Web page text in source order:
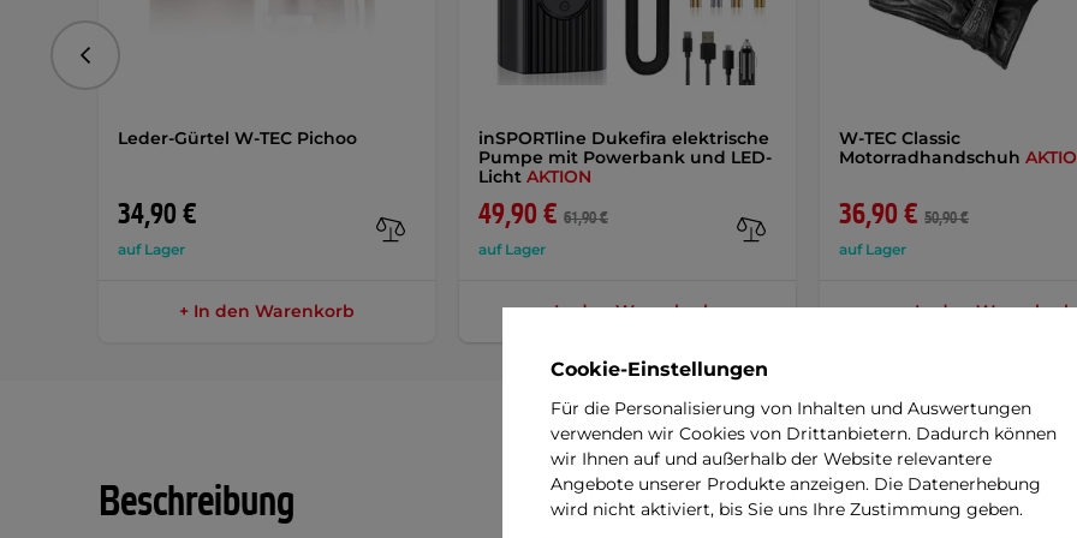
Leder-Gürtel W-TEC Pichoo
34,90 €
auf Lager
+ In den Warenkorb
inSPORTline Dukefira elektrische
Pumpe mit Powerbank und LED-
Licht AKTION
49,90 € 61,90 €
auf Lager
+ In den Warenkorb
W-TEC Classic
Motorradhandschuh
36,90 € 50,90 €
auf Lager
+ In den Warenkorb
vorhergehend
Beschreibung
Cookie-Einstellungen
Für die Personalisierung von Inhalten und Auswertungen
verwenden wir Cookies von Drittanbietern. Dadurch können
wir Ihnen auf und außerhalb der Website relevantere
Angebote unserer Produkte anzeigen. Die Datenerhebung
wird nicht aktiviert, bis Sie uns Ihre Zustimmung geben.